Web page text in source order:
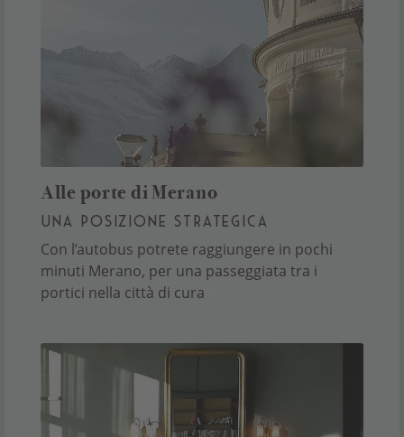
Alle porte di Merano
UNA POSIZIONE STRATEGICA
Con l’autobus potrete raggiungere in pochi
minuti Merano, per una passeggiata tra i
portici nella città di cura